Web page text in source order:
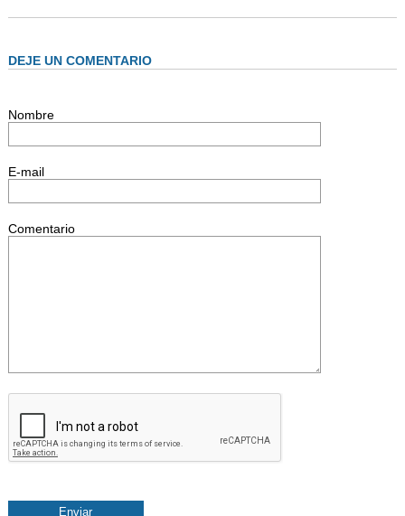
ESCUELA NÁUTICA
NEWSLETTER
VER NEWSLETTER
DEJE UN COMENTARIO
Nombre
E-mail
Comentario